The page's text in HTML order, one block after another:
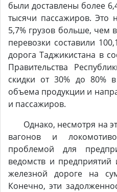
были доставлены более
тысячи пассажиров. Это
5,7% грузов больше, чем
перевозки составили
дорога Таджикистана в
Правительства
скидки от 30% до 80%
объема продукции и
и пассажиров.
Однако, несмотря на
вагонов и
проблемой для
ведомств и
железной дороге на
Конечно, эти